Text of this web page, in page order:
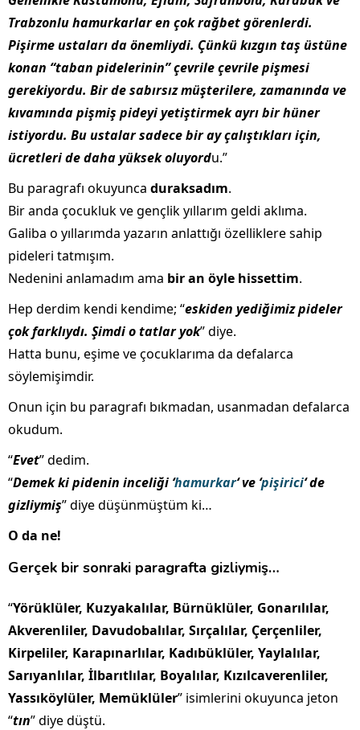
Trabzonlu hamurkarlar en çok rağbet görenlerdi.
Pişirme ustaları da önemliydi. Çünkü kızgın taş üstüne
konan “taban pidelerinin” çevrile çevrile pişmesi
gerekiyordu. Bir de sabırsız müşterilere, zamanında ve
kıvamında pişmiş pideyi yetiştirmek ayrı bir hüner
istiyordu. Bu ustalar sadece bir ay çalıştıkları için,
ücretleri de daha yüksek oluyordu.”
Bu paragrafı okuyunca duraksadım.
Bir anda çocukluk ve gençlik yıllarım geldi aklıma.
Galiba o yıllarımda yazarın anlattığı özelliklere sahip
pideleri tatmışım.
Nedenini anlamadım ama bir an öyle hissettim.
Hep derdim kendi kendime; “eskiden yediğimiz pideler
çok farklıydı. Şimdi otatlar yok” diye.
Hatta bunu, eşime ve çocuklarıma da defalarca
söylemişimdir.
Onun için bu paragrafı bıkmadan, usanmadan defalarca
okudum.
“Evet” dedim.
“Demek ki pidenin inceliği ‘hamurkar‘ ve ‘pişirici‘ de
gizliymiş” diye düşünmüştüm ki…
O da ne!
Gerçek bir sonraki paragrafta gizliymiş…
“Yörüklüler, Kuzyakalılar, Bürnüklüler, Gonarılılar,
Akverenliler, Davudobalılar, Sırçalılar, Çerçenliler,
Kirpeliler, Karapınarlılar, Kadıbüklüler, Yaylalılar,
Sarıyanlılar, İlbarıtlılar, Boyalılar, Kızılcaverenliler,
Yassıköylüler, Memüklüler” isimlerini okuyunca jeton
“tın” diye düştü.